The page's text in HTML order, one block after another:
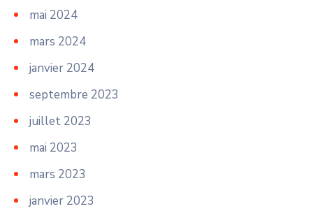
mai 2024
mars 2024
janvier 2024
septembre 2023
juillet 2023
mai 2023
mars 2023
janvier 2023